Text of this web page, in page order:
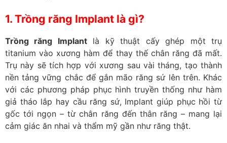
1. Trồng răng Implant là gì?
Trồng răng Implantlà kỹ thuật cấy ghép một trụ
titanium vào xương hàm để thay thế chân răng đã mất.
Trụ này sẽ tích hợp với xương sau vài tháng, tạo thành
nền tảng vững chắc để gắn mão răng sứ lên trên. Khác
với các phương pháp phục hình truyền thống như hàm
giả tháo lắp hay cầu răng sứ, Implant giúp phục hồi từ
gốc tới ngọn – từ chân răng đến thân răng – mang lại
cảm giác ăn nhai và thẩm mỹ gần như răng thật.